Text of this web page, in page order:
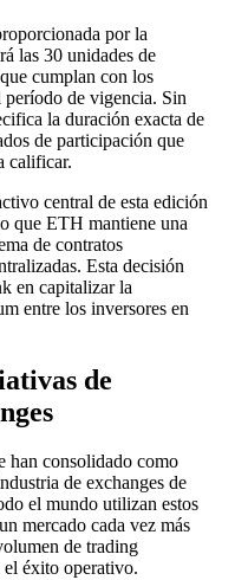
por la
las 30 unidades de
cumplan con los
período de vigencia. Sin
la duración exacta de
de participación que
calificar.
central de esta edición
que ETH mantiene una
de contratos
Esta decisión
en capitalizar la
entre los inversores en
de
han consolidado como
de exchanges de
el mundo utilizan estos
mercado cada vez más
de trading
éxito operativo.